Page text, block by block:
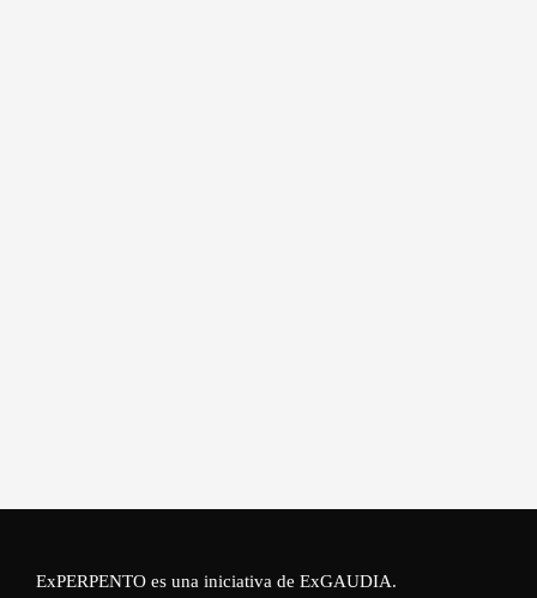
ExPERPENTO es una iniciativa de ExGAUDIA.